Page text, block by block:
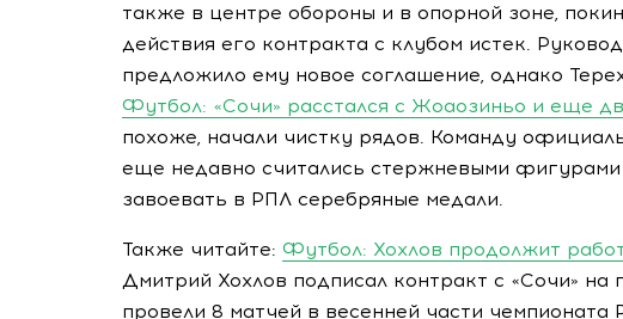
также в центре обороны и в опорной зоне,
действия его контракта с клубом истек.
предложило ему новое соглашение, однако
Футбол: «Сочи» расстался с Жоаозиньо и еще
похоже, начали чистку рядов. Команду
еще недавно считались стержневыми
завоевать в РПЛ серебряные медали.
Также читайте: Футбол: Хохлов продолжит
Дмитрий Хохлов подписал контракт с «Сочи» на
провели 8 матчей в весенней части чемпионата